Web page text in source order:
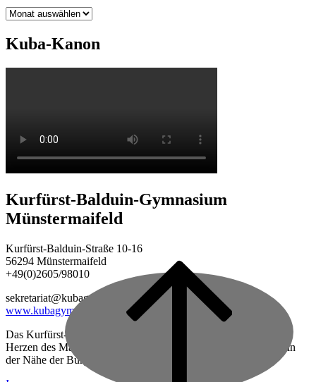
Archiv
Kuba-Kanon
top
Kurfürst-Balduin-Gymnasium
Münstermaifeld
Kurfürst-Balduin-Straße 10-16
56294 Münstermaifeld
+49(0)2605/98010
sekretariat@kubagym.de
www.kubagym.org
Das Kurfürst-Balduin-Gymnasium ist eine vierzügige Schule im
Herzen des Maifeldes, zwischen Mayen und Koblenz gelegen, in
der Nähe der Burg Eltz.